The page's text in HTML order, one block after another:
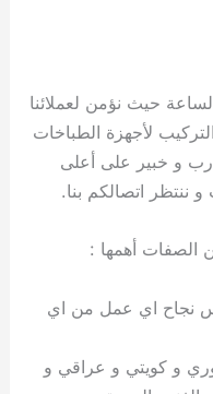
حيث نؤمن لعملائنا
لأجهزة الطباخات
و خبير على أعلى
اتصالكم بنا.
الصفات أهمها :
نجاح اي عمل من اي
و كويتي و عراقي و